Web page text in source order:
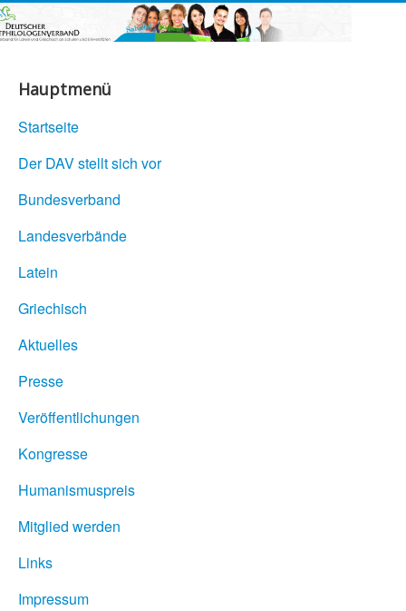
Hauptmenü
Startseite
Der DAV stellt sich vor
Bundesverband
Landesverbände
Latein
Griechisch
Aktuelles
Presse
Veröffentlichungen
Kongresse
Humanismuspreis
Mitglied werden
Links
Impressum